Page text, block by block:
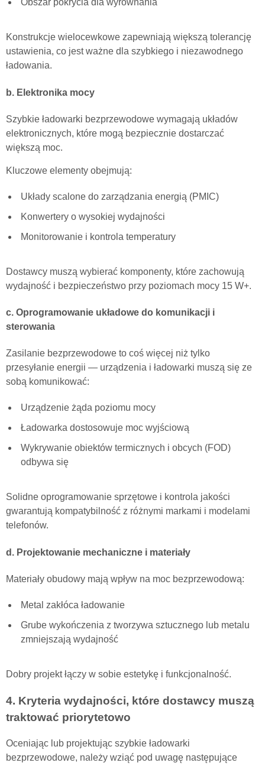
Obszar pokrycia dla wyrównania
Konstrukcje wielocewkowe zapewniają większą tolerancję
ustawienia, co jest ważne dla szybkiego i niezawodnego
ładowania.
b. Elektronika mocy
Szybkie ładowarki bezprzewodowe wymagają układów
elektronicznych, które mogą bezpiecznie dostarczać
większą moc.
Kluczowe elementy obejmują:
Układy scalone do zarządzania energią (PMIC)
Konwertery o wysokiej wydajności
Monitorowanie i kontrola temperatury
Dostawcy muszą wybierać komponenty, które zachowują
wydajność i bezpieczeństwo przy poziomach mocy 15 W+.
c. Oprogramowanie układowe do komunikacji i
sterowania
Zasilanie bezprzewodowe to coś więcej niż tylko
przesyłanie energii — urządzenia i ładowarki muszą się ze
sobą komunikować:
Urządzenie żąda poziomu mocy
Ładowarka dostosowuje moc wyjściową
Wykrywanie obiektów termicznych i obcych (FOD)
odbywa się
Solidne oprogramowanie sprzętowe i kontrola jakości
gwarantują kompatybilność z różnymi markami i modelami
telefonów.
d. Projektowanie mechaniczne i materiały
Materiały obudowy mają wpływ na moc bezprzewodową:
Metal zakłóca ładowanie
Grube wykończenia z tworzywa sztucznego lub metalu
zmniejszają wydajność
Dobry projekt łączy w sobie estetykę i funkcjonalność.
4. Kryteria wydajności, które dostawcy muszą
traktować priorytetowo
Oceniając lub projektując szybkie ładowarki
bezprzewodowe, należy wziąć pod uwagę następujące